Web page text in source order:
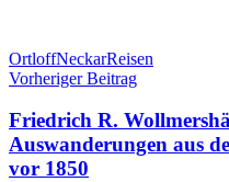
OrtloffNeckarReisen
Beitragsnavigation
Vorheriger Beitrag
Friedrich R.
Auswanderungen aus
vor 1850